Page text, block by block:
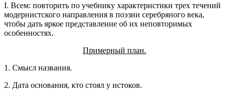
I. Всем: повторить по учебнику характеристики трех течений
модернистского направления в поэзии серебряного века,
чтобы дать яркое представление об их неповторимых
особенностях.
Примерный план.
1. Смысл названия.
2. Дата основания, кто стоял у истоков.